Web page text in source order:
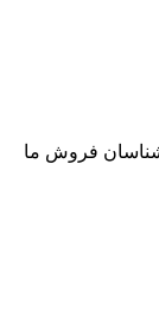
فروش ما